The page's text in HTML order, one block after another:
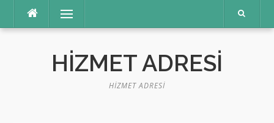
Menü
HIZMET ADRESI
HIZMET ADRESI